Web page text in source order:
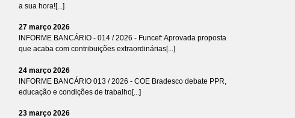
a sua hora![...]
27 março 2026
INFORME BANCÁRIO - 014 / 2026 - Funcef: Aprovada proposta
que acaba com contribuições extraordinárias[...]
24 março 2026
INFORME BANCÁRIO 013 / 2026 - COE Bradesco debate PPR,
educação e condições de trabalho[...]
23 março 2026